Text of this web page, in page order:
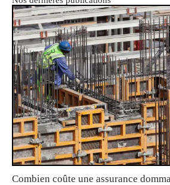
Combien coûte une assurance